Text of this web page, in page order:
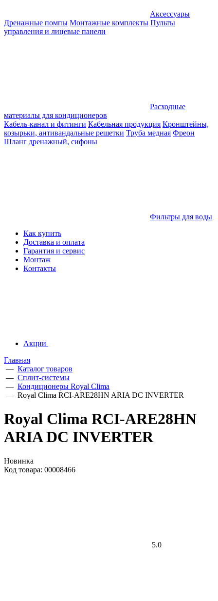
Аксессуары
Дренажные помпы Монтажные комплекты Пульты
управления и лицевые панели
Расходные
материалы для кондиционеров
Кабель-канал и фитинги Кабельная продукция Кронштейны,
козырьки, антивандальные решетки Труба медная Фреон
Шланг дренажный, сифоны
Фильтры для воды
Как купить
Доставка и оплата
Гарантия и сервис
Монтаж
Контакты
Акции
Главная
— Каталог товаров
— Сплит-системы
— Кондиционеры Royal Clima
— Royal Clima RCI-ARE28HN ARIA DC INVERTER
Royal Clima RCI-ARE28HN
ARIA DC INVERTER
Новинка
Код товара: 00008466
5.0